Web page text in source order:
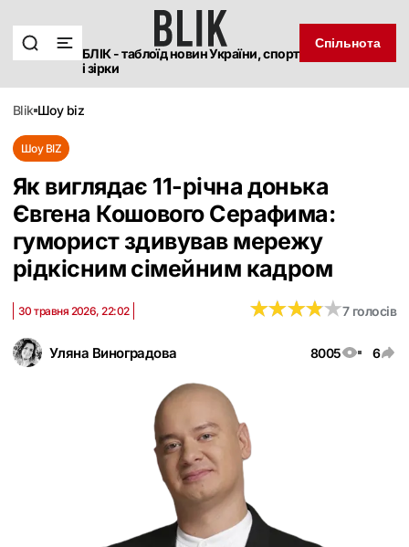
БЛІК - таблоїд новин України, спорт
і зірки
Спільнота
blik шоу biz
Шоу BIZ
Як виглядає 11-річна донька
Євгена Кошового Серафима:
гуморист здивував мережу
рідкісним сімейним кадром
Уляна Виноградова 8005 6
30 травня 2026, 22:02 ★★★★★
★★★★★7 голосів